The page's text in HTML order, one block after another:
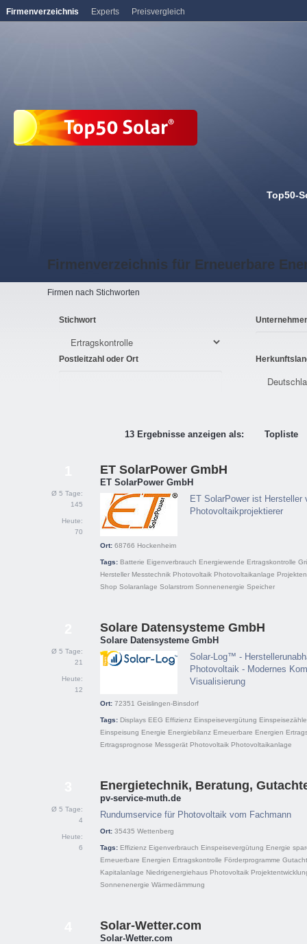
Top50-
Firmenverzeichnis für Erneuerbare
Firmen nach Stichworten
Stichwort
Postleitzahl oder Ort
13 Ergebnisse anzeigen als: Topliste
Ø 5 Tage:
145
Heute:
70
ET SolarPower GmbH
ET SolarPower GmbH
ET SolarPower ist Hersteller
Photovoltaikprojektierer
Ort: 68766 Hockenheim
Tags: Batterie Eigenverbrauch Energiewende Ertragskontrolle
Hersteller Messtechnik Photovoltaik Photovoltaikanlage
Shop Solaranlage Solarstrom Sonnenenergie Speicher
Ø 5 Tage:
21
Heute:
12
Solare Datensysteme GmbH
Solare Datensysteme GmbH
Solar-Log™ -
Photovoltaik - Modernes
Visualisierung
Ort: 72351 Geislingen-Binsdorf
Tags: Displays EEG Effizienz Einspeisevergütung
Einspeisung Energie Energiebilanz Erneuerbare Energien
Ertragsprognose Messgerät Photovoltaik Photovoltaikanlage
Ø 5 Tage:
4
Heute:
6
Energietechnik, Beratung,
pv-service-muth.de
Rundumservice für Photovoltaik vom Fachmann
Ort: 35435 Wettenberg
Tags: Effizienz Eigenverbrauch Einspeisevergütung Energie
Erneuerbare Energien Ertragskontrolle Förderprogramme
Kapitalanlage Niedrigenergiehaus Photovoltaik
Sonnenenergie Wärmedämmung
Solar-Wetter.com
Solar-Wetter.com
Firmenverzeichnis Experts Preisvergleich